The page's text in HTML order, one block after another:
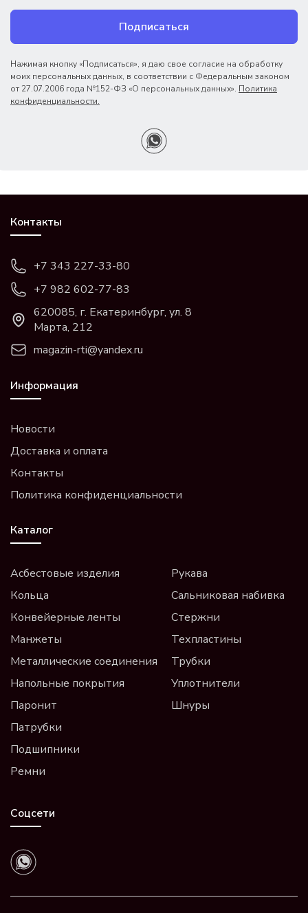
Подписаться
Нажимая кнопку «Подписаться», я даю свое согласие на обработку
моих персональных данных, в соответствии с Федеральным законом
от 27.07.2006 года №152-ФЗ «О персональных данных». Политика
конфиденциальности.
Контакты
+7 343 227-33-80
+7 982 602-77-83
620085, г. Екатеринбург, ул. 8
Марта, 212
magazin-rti@yandex.ru
Информация
Новости
Доставка и оплата
Контакты
Политика конфиденциальности
Каталог
Асбестовые изделия
Кольца
Конвейерные ленты
Манжеты
Металлические соединения
Напольные покрытия
Паронит
Патрубки
Подшипники
Ремни
Рукава
Сальниковая набивка
Стержни
Техпластины
Трубки
Уплотнители
Шнуры
Соцсети